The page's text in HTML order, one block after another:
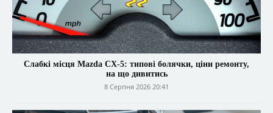
Слабкі місця Mazda CX-5: типові болячки, ціни ремонту,
на що дивитись
8 Серпня 2026 20:41